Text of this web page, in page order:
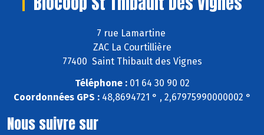
7 rue Lamartine
ZAC La Courtillière
77400 Saint Thibault des Vignes
Téléphone :01 64 30 90 02
Coordonnées GPS :48,8694721 ° , 2,67975990000002 °
Nous suivre sur